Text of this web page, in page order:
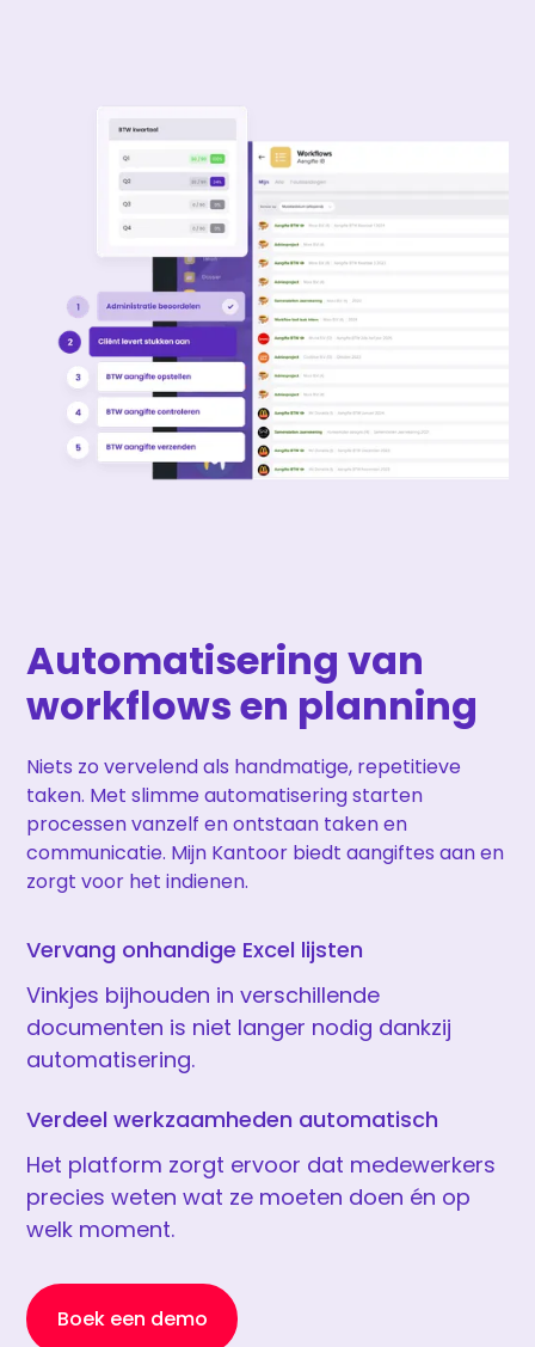
Automatisering van
workflows en planning
Niets zo vervelend als handmatige, repetitieve
taken. Met slimme automatisering starten
processen vanzelf en ontstaan taken en
communicatie. Mijn Kantoor biedt aangiftes aan en
zorgt voor het indienen.
Vervang onhandige Excel lijsten
Vinkjes bijhouden in verschillende
documenten is niet langer nodig dankzij
automatisering.
Verdeel werkzaamheden automatisch
Het platform zorgt ervoor dat medewerkers
precies weten wat ze moeten doen én op
welk moment.
Boek een demo